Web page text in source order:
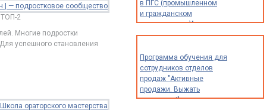
в ПГС (промышленном
и гражданском
строительстве)"
Программа обучения для
сотрудников отделов
продаж "Активные
продажи. Выжать
максимум!"
ТОП-2
Многие подростки
успешного становления